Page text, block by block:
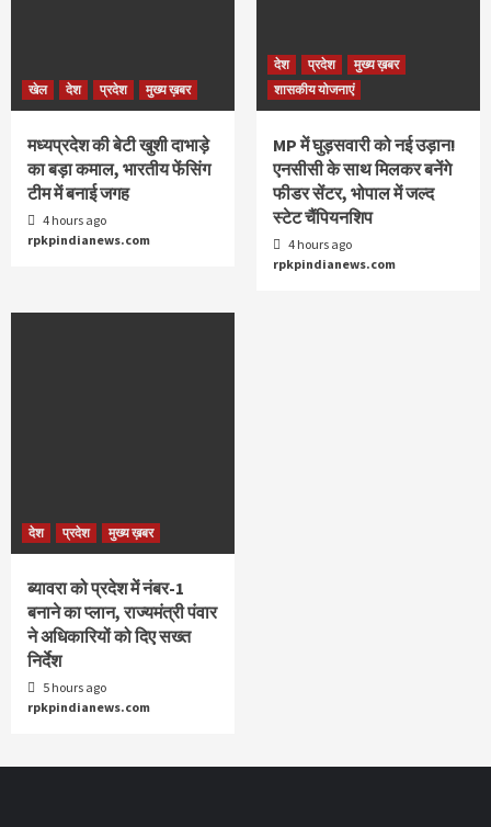
खेल देश प्रदेश मुख्य ख़बर
मध्यप्रदेश की बेटी खुशी दाभाड़े
का बड़ा कमाल, भारतीय फेंसिंग
टीम में बनाई जगह
4 hours ago
rpkpindianews.com
देश प्रदेश
मुख्य ख़बर
शासकीय योजनाएं
MP में घुड़सवारी को नई उड़ान!
एनसीसी के साथ मिलकर बनेंगे
फीडर सेंटर, भोपाल में जल्द
स्टेट चैंपियनशिप
4 hours ago
rpkpindianews.com
देश प्रदेश मुख्य ख़बर
ब्यावरा को प्रदेश में नंबर-1
बनाने का प्लान, राज्यमंत्री पंवार
ने अधिकारियों को दिए सख्त
निर्देश
5 hours ago
rpkpindianews.com